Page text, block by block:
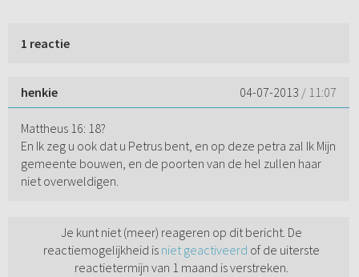
1 reactie
henkie 04-07-2013 / 11:07
Mattheus 16: 18?
En Ik zeg u ook dat u Petrus bent, en op deze petra zal Ik Mijn
gemeente bouwen, en de poorten van de hel zullen haar
niet overweldigen.
Je kunt niet (meer) reageren op dit bericht. De
reactiemogelijkheid is niet geactiveerd of de uiterste
reactietermijn van 1 maand is verstreken.